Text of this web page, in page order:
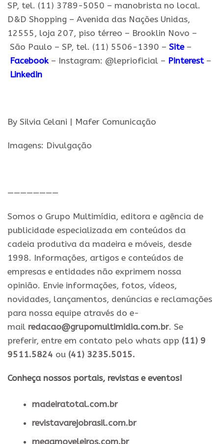
SP, tel. (11) 3789-5050 – manobrista no local.
D&D Shopping – Avenida das Nações Unidas,
12555, loja 207, piso térreo – Brooklin Novo –
São Paulo – SP, tel. (11) 5506-1390 – Site–
Facebook– Instagram: @leprioficial – Pinterest–
Linkedin
By Silvia Celani | Mafer Comunicação
Imagens: Divulgação
————————
Somos o Grupo Multimídia, editora e agência de
publicidade especializada em conteúdos da
cadeia produtiva da madeira e móveis, desde
1998. Informações, artigos e conteúdos de
empresas e entidades não exprimem nossa
opinião. Envie informações, fotos, vídeos,
novidades, lançamentos, denúncias e reclamações
para nossa equipe através do e-
mail redacao@grupomultimidia.com.br. Se
preferir, entre em contato pelo whats app (11) 9
9511.5824 ou (41) 3235.5015.
​Conheça nossos ​portais, revistas e eventos​!
madeiratotal.com.br
revistavarejobrasil.com.br